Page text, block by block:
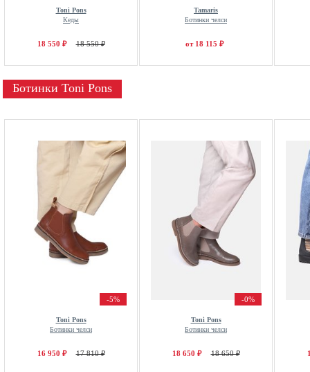
Toni Pons
Кеды
18 550 ₽ 18 550 ₽
Tamaris
Ботинки челси
от 18 115 ₽
Ботинки Toni Pons
-5%
Toni Pons
Ботинки челси
16 950 ₽ 17 810 ₽
-0%
Toni Pons
Ботинки челси
18 650 ₽ 18 650 ₽